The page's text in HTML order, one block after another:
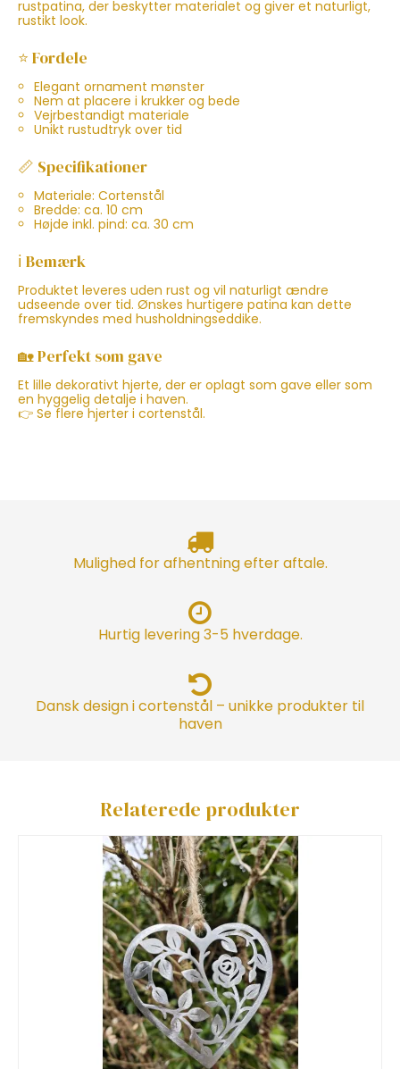
rustpatina, der beskytter materialet og giver et naturligt,
rustikt look.
⭐ Fordele
Elegant ornament mønster
Nem at placere i krukker og bede
Vejrbestandigt materiale
Unikt rustudtryk over tid
📏 Specifikationer
Materiale: Cortenstål
Bredde: ca. 10 cm
Højde inkl. pind: ca. 30 cm
ℹ️ Bemærk
Produktet leveres uden rust og vil naturligt ændre
udseende over tid. Ønskes hurtigere patina kan dette
fremskyndes med husholdningseddike.
🏡 Perfekt som gave
Et lille dekorativt hjerte, der er oplagt som gave eller som
en hyggelig detalje i haven.
👉 Se flere hjerter i cortenstål.
Mulighed for afhentning efter aftale.
Hurtig levering 3-5 hverdage.
Dansk design i cortenstål – unikke produkter til
haven
Relaterede produkter